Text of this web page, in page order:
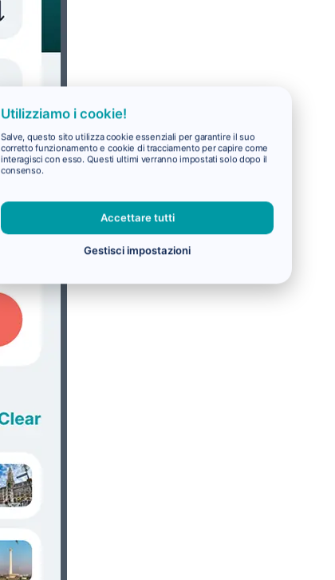
Utilizziamo i cookie!
Salve, questo sito utilizza cookie essenziali per garantire il suo
corretto funzionamento e cookie di tracciamento per capire come
interagisci con esso. Questi ultimi verranno impostati solo dopo il
consenso.
Accettare tutti
Gestisci impostazioni